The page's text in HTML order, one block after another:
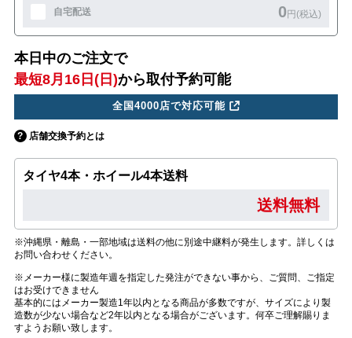
自宅配送 0円(税込)
本日中のご注文で
最短8月16日(日)から取付予約可能
全国4000店で対応可能
店舗交換予約とは
タイヤ4本・ホイール4本送料
送料無料
※沖縄県・離島・一部地域は送料の他に別途中継料が発生します。詳しくは
お問い合わせください。
※メーカー様に製造年週を指定した発注ができない事から、ご質問、ご指定
はお受けできません
基本的にはメーカー製造1年以内となる商品が多数ですが、サイズにより製
造数が少ない場合など2年以内となる場合がございます。何卒ご理解賜りま
すようお願い致します。